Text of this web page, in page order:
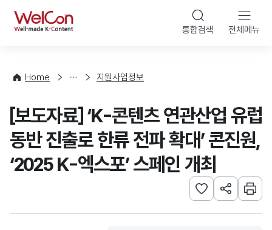
WelCon 통합검색 전체메뉴
Home
사
청
지원사업정보
[보도자료] ‘K-콘텐츠 연관산업 유럽
동반 진출로 한류 전파 확대’ 콘진원,
‘2025 K-엑스포’ 스페인 개최
관심사 등록하기
URL 공유하
인쇄